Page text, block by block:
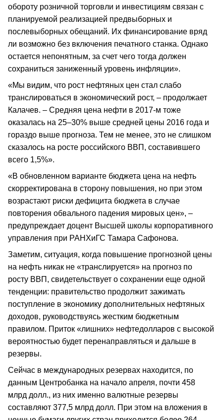
обороту розничной торговли и инвестициям связан с
планируемой реализацией предвыборных и
послевыборных обещаний. Их финансирование вряд
ли возможно без включения печатного станка. Однако
остается непонятным, за счет чего тогда должен
сохраниться заниженный уровень инфляции».
«Мы видим, что рост нефтяных цен стал слабо
транслироваться в экономический рост, – продолжает
Калачев. – Средняя цена нефти в 2017-м тоже
оказалась на 25–30% выше средней цены 2016 года и
гораздо выше прогноза. Тем не менее, это не слишком
сказалось на росте российского ВВП, составившего
всего 1,5%».
«В обновленном варианте бюджета цена на нефть
скорректирована в сторону повышения, но при этом
возрастают риски дефицита бюджета в случае
повторения обвального падения мировых цен», –
предупреждает доцент Высшей школы корпоративного
управления при РАНХиГС Тамара Сафонова.
Заметим, ситуация, когда повышение прогнозной цены
на нефть никак не «транслируется» на прогноз по
росту ВВП, свидетельствует о сохранении еще одной
тенденции: правительство продолжит зажимать
поступление в экономику дополнительных нефтяных
доходов, руководствуясь жестким бюджетным
правилом. Приток «лишних» нефтедолларов с высокой
вероятностью будет перенаправляться и дальше в
резервы.
Сейчас в международных резервах находится, по
данным Центробанка на начало апреля, почти 458
млрд долл., из них именно валютные резервы
составляют 377,5 млрд долл. При этом на вложения в